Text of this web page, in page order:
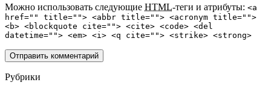
Можно использовать следующие HTML-теги и атрибуты: <a
href="" title=""> <abbr title=""> <acronym title="">
<b> <blockquote cite=""> <cite> <code> <del
datetime=""> <em> <i> <q cite=""> <strike> <strong>
Рубрики